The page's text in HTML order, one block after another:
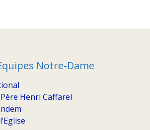
Notre-Dame
Henri Caffarel